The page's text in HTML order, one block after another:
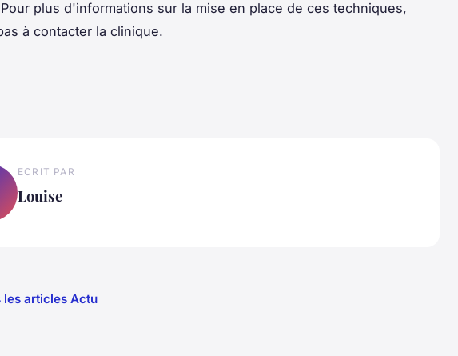
plus d'informations sur la mise en place de ces techniques,
à contacter la clinique.
ECRIT PAR
Louise
les articles Actu